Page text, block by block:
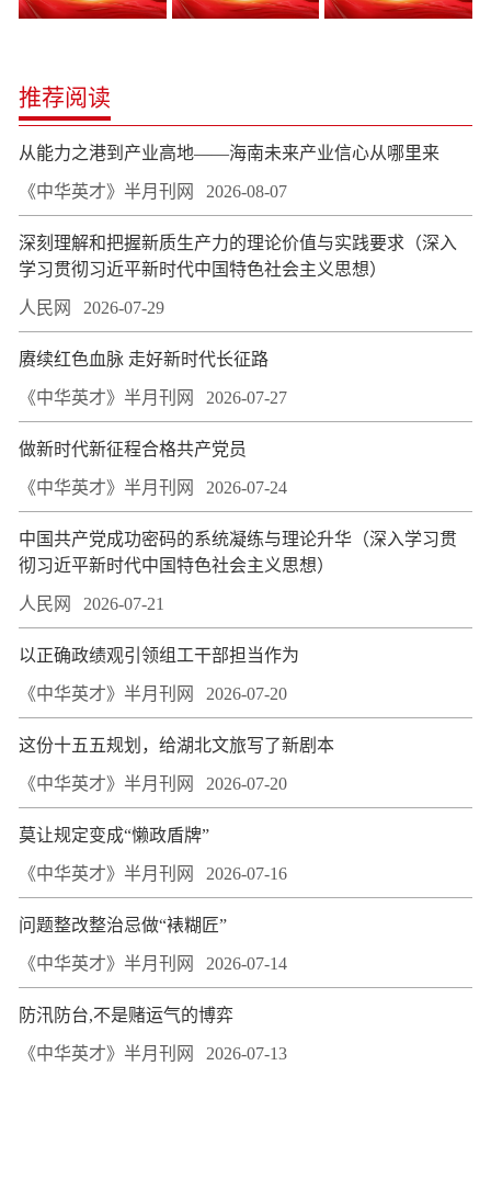
推荐阅读
从能力之港到产业高地——海南未来产业信心从哪里来
《中华英才》半月刊网 2026-08-07
深刻理解和把握新质生产力的理论价值与实践要求（深入
学习贯彻习近平新时代中国特色社会主义思想）
人民网 2026-07-29
赓续红色血脉 走好新时代长征路
《中华英才》半月刊网 2026-07-27
做新时代新征程合格共产党员
《中华英才》半月刊网 2026-07-24
中国共产党成功密码的系统凝练与理论升华（深入学习贯
彻习近平新时代中国特色社会主义思想）
人民网 2026-07-21
以正确政绩观引领组工干部担当作为
《中华英才》半月刊网 2026-07-20
这份十五五规划，给湖北文旅写了新剧本
《中华英才》半月刊网 2026-07-20
莫让规定变成“懒政盾牌”
《中华英才》半月刊网 2026-07-16
问题整改整治忌做“裱糊匠”
《中华英才》半月刊网 2026-07-14
防汛防台,不是赌运气的博弈
《中华英才》半月刊网 2026-07-13